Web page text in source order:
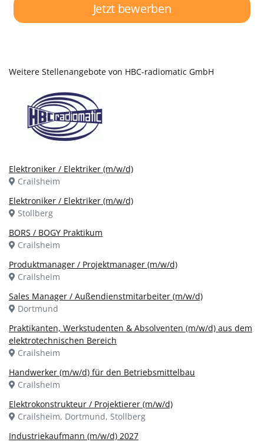
Jetzt bewerben
Weitere Stellenangebote von HBC-radiomatic GmbH
Elektroniker / Elektriker (m/w/d)
Crailsheim
Elektroniker / Elektriker (m/w/d)
Stollberg
BORS / BOGY Praktikum
Crailsheim
Produktmanager / Projektmanager (m/w/d)
Crailsheim
Sales Manager / Außendienstmitarbeiter (m/w/d)
Dortmund
Praktikanten, Werkstudenten & Absolventen (m/w/d) aus dem
elektrotechnischen Bereich
Crailsheim
Handwerker (m/w/d) für den Betriebsmittelbau
Crailsheim
Elektrokonstrukteur / Projektierer (m/w/d)
Crailsheim, Dortmund, Stollberg
Industriekaufmann (m/w/d) 2027